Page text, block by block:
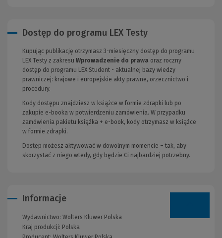
Dostęp do programu LEX Testy
Kupując publikację otrzymasz 3-miesięczny dostęp do programu
LEX Testy z zakresu Wprowadzenie do prawa oraz roczny
dostęp do programu LEX Student - aktualnej bazy wiedzy
prawniczej: krajowe i europejskie akty prawne, orzecznictwo i
procedury.
Kody dostępu znajdziesz w książce w formie zdrapki lub po
zakupie e-booka w potwierdzeniu zamówienia. W przypadku
zamówienia pakietu książka + e-book, kody otrzymasz w książce
w formie zdrapki.
Dostęp możesz aktywować w dowolnym momencie – tak, aby
skorzystać z niego wtedy, gdy będzie Ci najbardziej potrzebny.
Informacje
Wydawnictwo: Wolters Kluwer Polska
Kraj produkcji: Polska